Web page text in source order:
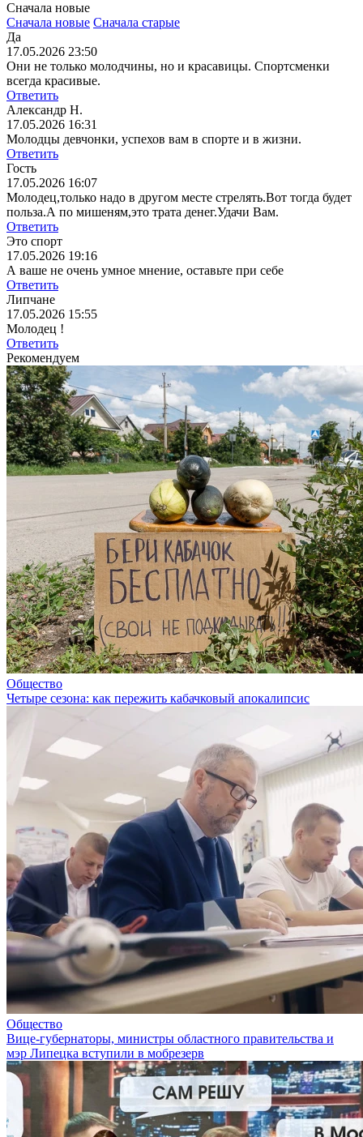
Сначала новые
Сначала новые Сначала старые
Да
17.05.2026 23:50
Они не только молодчины, но и красавицы. Спортсменки
всегда красивые.
Ответить
Александр Н.
17.05.2026 16:31
Молодцы девчонки, успехов вам в спорте и в жизни.
Ответить
Гость
17.05.2026 16:07
Молодец,только надо в другом месте стрелять.Вот тогда будет
польза.А по мишеням,это трата денег.Удачи Вам.
Ответить
Это спорт
17.05.2026 19:16
А ваше не очень умное мнение, оставьте при себе
Ответить
Липчане
17.05.2026 15:55
Молодец !
Ответить
Рекомендуем
Общество
Четыре сезона: как пережить кабачковый апокалипсис
Общество
Вице-губернаторы, министры областного правительства и
мэр Липецка вступили в мобрезерв